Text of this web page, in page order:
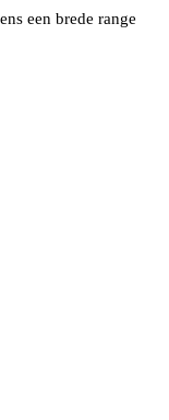
een brede range